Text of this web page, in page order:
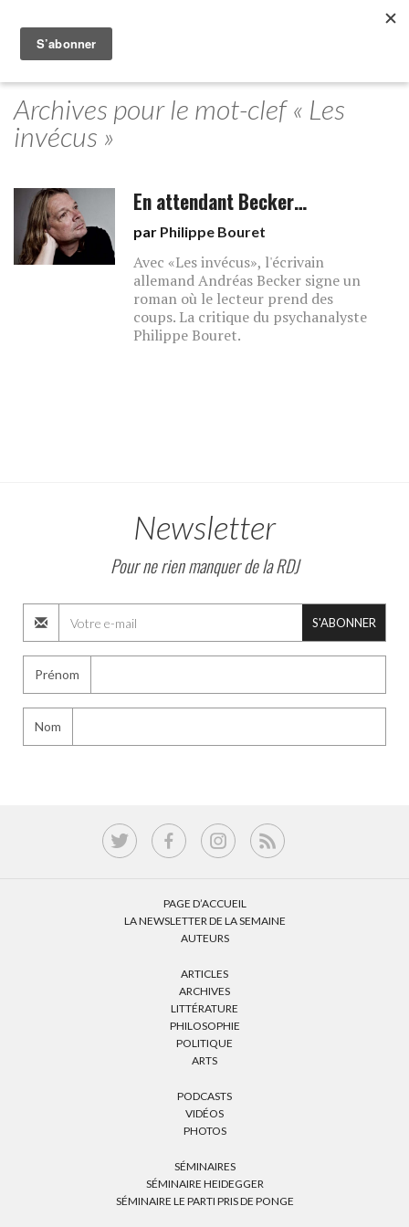
Archives pour le mot-clef « Les
invécus »
En attendant Becker…
par Philippe Bouret
Avec «Les invécus», l'écrivain
allemand Andréas Becker signe un
roman où le lecteur prend des
coups. La critique du psychanalyste
Philippe Bouret.
Newsletter
Pour ne rien manquer de la RDJ
S'ABONNER
Prénom
Nom
PAGE D’ACCUEIL
LA NEWSLETTER DE LA SEMAINE
AUTEURS
ARTICLES
ARCHIVES
LITTÉRATURE
PHILOSOPHIE
POLITIQUE
ARTS
PODCASTS
VIDÉOS
PHOTOS
SÉMINAIRES
SÉMINAIRE HEIDEGGER
SÉMINAIRE LE PARTI PRIS DE PONGE